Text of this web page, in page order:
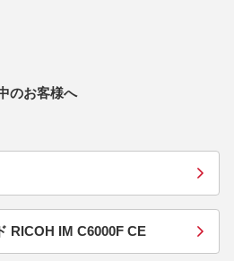
のお客様へ
RICOH IM C6000F CE